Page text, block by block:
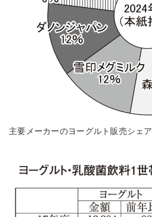
主要メーカーのヨーグルト販売シェア